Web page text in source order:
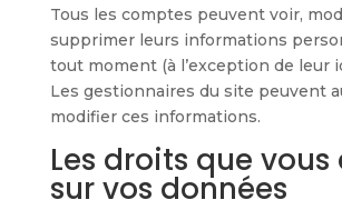
Tous les comptes peuvent voir,
supprimer leurs informations
tout moment (à l’exception de leur
Les gestionnaires du site peuvent
modifier ces informations.
Les droits que vous
sur vos données